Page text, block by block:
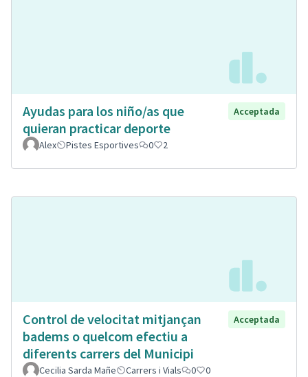
Ayudas para los niño/as que
quieran practicar deporte
Acceptada
Alex Pistes Esportives 0 2
Control de velocitat mitjançan
badems o quelcom efectiu a
diferents carrers del Municipi
Acceptada
Cecilia Sarda Mañe Carrers i Vials 0 0